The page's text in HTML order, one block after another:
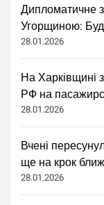
Дипломатичне
Угорщиною:
28.01.2026
На Харківщині
РФ на
28.01.2026
Вчені
ще на крок
28.01.2026